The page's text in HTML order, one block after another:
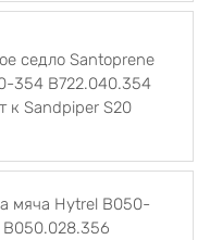
седло Santoprene
354 B722.040.354
к Sandpiper S20
мяча Hytrel B050-